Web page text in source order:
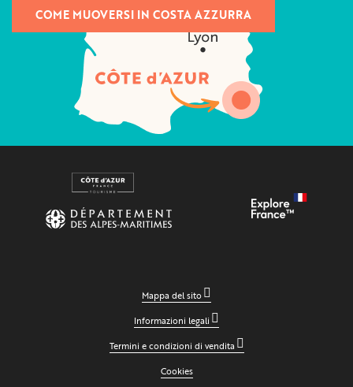
COME MUOVERSI IN COSTA AZZURRA
Mappa del sito
Informazioni legali
Termini e condizioni di vendita
Cookies